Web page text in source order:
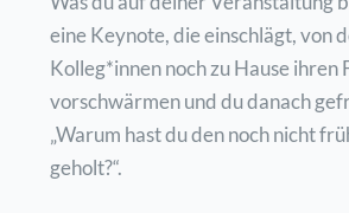
eine Keynote, die einschlägt, von
Kolleg*innen noch zu Hause ihren
vorschwärmen und du danach
„Warum hast du den noch nicht
geholt?“.